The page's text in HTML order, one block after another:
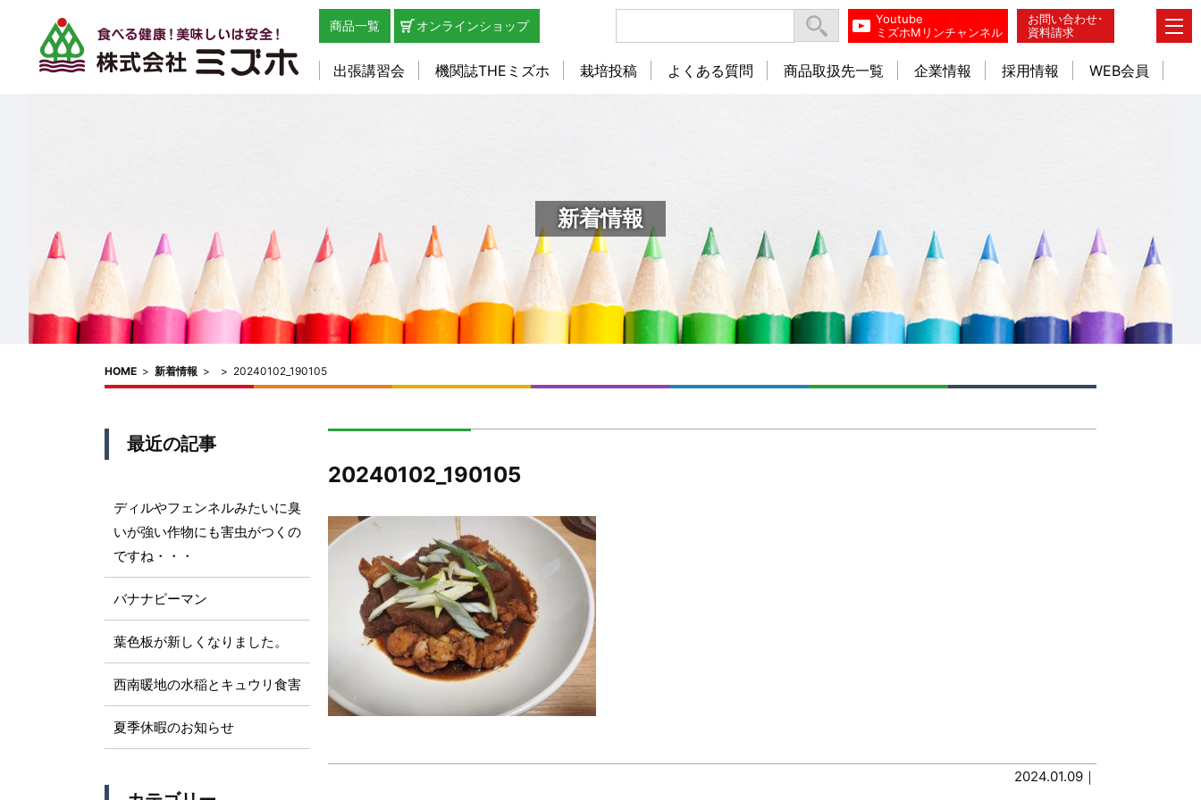
お問い合わせ･
資料請求
Youtube
ミズホMリンチャンネル
商品一覧 オンラインショップ
出張講習会 機関誌THEミズホ 栽培投稿 よくある質問 商品取扱先一覧 企業情報 採用情報 WEB会員
新着情報
HOME > 新着情報 > > 20240102_190105
20240102_190105
2024.01.09｜
最近の記事
ディルやフェンネルみたいに臭
いが強い作物にも害虫がつくの
ですね・・・
バナナピーマン
葉色板が新しくなりました。
西南暖地の水稲とキュウリ食害
夏季休暇のお知らせ